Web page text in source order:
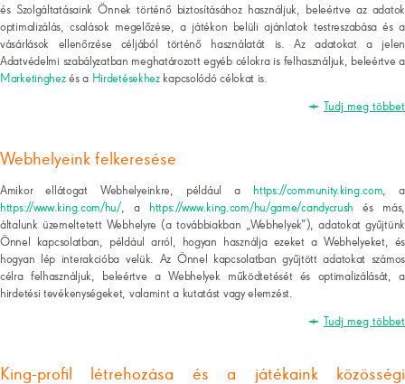
és Szolgáltatásaink Önnek történő biztosításához használjuk, beleértve az adatok
optimalizálás, csalások megelőzése, a játékon belüli ajánlatok testreszabása és a
vásárlások ellenőrzése céljából történő használatát is. Az adatokat a jelen
Adatvédelmi szabályzatban meghatározott egyéb célokra is felhasználjuk, beleértve a
Marketinghezés a Hirdetésekhez kapcsolódó célokat is.
Tudj meg többet
Webhelyeink felkeresése
Amikor ellátogat Webhelyeinkre, például a https://community.king.com, a
https://www.king.com/hu/, a https://www.king.com/hu/game/candycrush és más,
általunk üzemeltetett Webhelyre (a továbbiakban „Webhelyek”), adatokat gyűjtünk
Önnel kapcsolatban, például arról, hogyan használja ezeket a Webhelyeket, és
hogyan lép interakcióba velük. Az Önnel kapcsolatban gyűjtött adatokat számos
célra felhasználjuk, beleértve a Webhelyek működtetését és optimalizálását, a
hirdetési tevékenységeket, valamint a kutatást vagy elemzést.
Tudj meg többet
King-profil létrehozása és a játékaink közösségi